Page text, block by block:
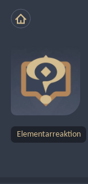
Elementarreaktion